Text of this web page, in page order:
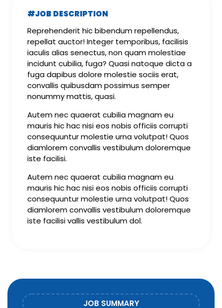
#JOB DESCRIPTION
Reprehenderit hic bibendum repellendus,
repellat auctor! Integer temporibus, facilisis
iaculis alias senectus, non quam molestiae
incidunt cubilia, fuga? Quasi natoque dicta a
fuga dapibus dolore molestie sociis erat,
convallis quibusdam possimus semper
nonummy mattis, quasi.
Autem nec quaerat cubilia magnam eu
mauris hic hac nisi eos nobis officiis corrupti
consequuntur molestie urna volutpat! Quos
diamlorem convallis vestibulum doloremque
iste facilisi.
Autem nec quaerat cubilia magnam eu
mauris hic hac nisi eos nobis officiis corrupti
consequuntur molestie urna volutpat! Quos
diamlorem convallis vestibulum doloremque
iste facilisi vallis vestibulum dol.
JOB SUMMARY